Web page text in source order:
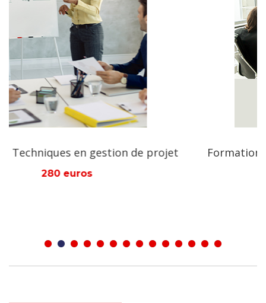
achetez plusieurs bourses qui nous permettrons
même de construire des écoles, des centres de
formations qui ne seront plus payantes (gratuites)
Après votre don, visitez le site Web de notre
fondation où nous publions régulièrement les
prénoms, pays et types d'aides de nos donateurs et
aussi des demandeurs d'aides ainsi que des
international.org.
Formation Module en montage de projets